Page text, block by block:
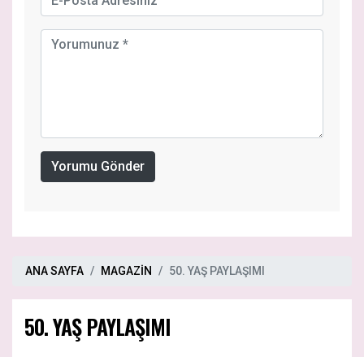
Yorumu Gönder
ANA SAYFA MAGAZİN 50. YAŞ PAYLAŞIMI
50. YAŞ PAYLAŞIMI